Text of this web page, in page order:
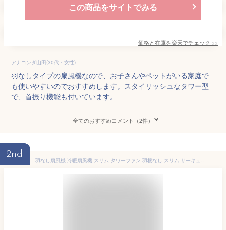
この商品をサイトでみる
価格と在庫を楽天でチェック >>
アナコンダ山田(30代・女性)
羽なしタイプの扇風機なので、お子さんやペットがいる家庭で
も使いやすいのでおすすめします。スタイリッシュなタワー型
で、首振り機能も付いています。
全てのおすすめコメント（2件）
2nd
羽なし扇風機 冷暖扇風機 スリム タワーファン 羽根なし スリム サーキュレーター 冷暖風切替 11段階風量 扇風機 冷暖房 足元 省スペース 首振り リモコン タイマー 静音 省エネ 節電 冷暖タイプ 空気循環 梅雨 熱中症対策 換気 衣類乾燥｜CHARM BABY